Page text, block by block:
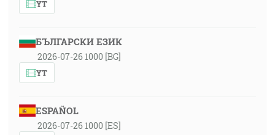
YT
БЪЛГАРСКИ ЕЗИК
2026-07-26 1000 [BG]
YT
ESPAÑOL
2026-07-26 1000 [ES]